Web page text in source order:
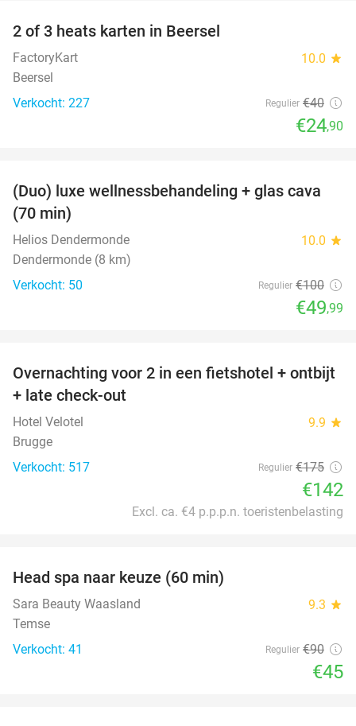
2 of 3 heats karten in Beersel
FactoryKart 10.0 star
Beersel
Verkocht: 227
Regulier €40
€24,90
50%
(Duo) luxe wellnessbehandeling + glas cava
(70 min)
Helios Dendermonde 10.0 star
Dendermonde (8 km)
Verkocht: 50
Regulier €100
€49,99
19%
Overnachting voor 2 in een fietshotel + ontbijt
+ late check-out
Hotel Velotel 9.9 star
Brugge
Verkocht: 517
Regulier €175
€142
Excl. ca. €4 p.p.p.n. toeristenbelasting
Head spa naar keuze (60 min)
Sara Beauty Waasland 9.3 star
Temse
Verkocht: 41
Regulier €90
€45